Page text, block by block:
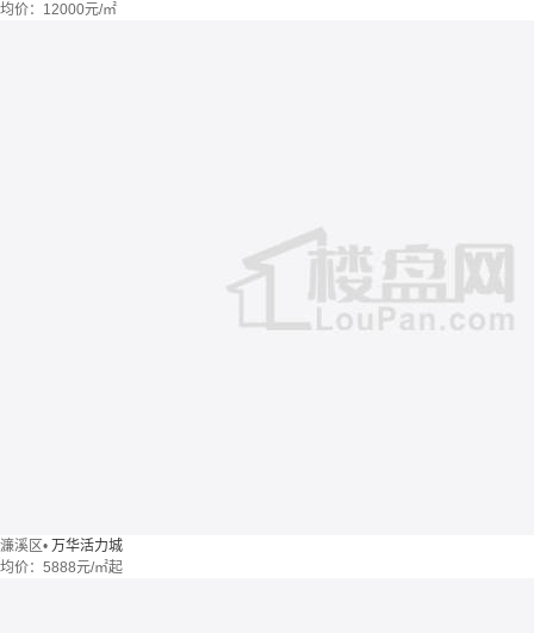
均价： 12000元/㎡
濂溪区• 万华活力城
均价： 5888元/㎡起